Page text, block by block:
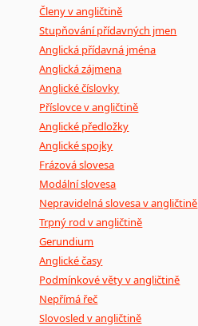
Členy v angličtině
Stupňování přídavných jmen
Anglická přídavná jména
Anglická zájmena
Anglické číslovky
Příslovce v angličtině
Anglické předložky
Anglické spojky
Frázová slovesa
Modální slovesa
Nepravidelná slovesa v angličtině
Trpný rod v angličtině
Gerundium
Anglické časy
Podmínkové věty v angličtině
Nepřímá řeč
Slovosled v angličtině